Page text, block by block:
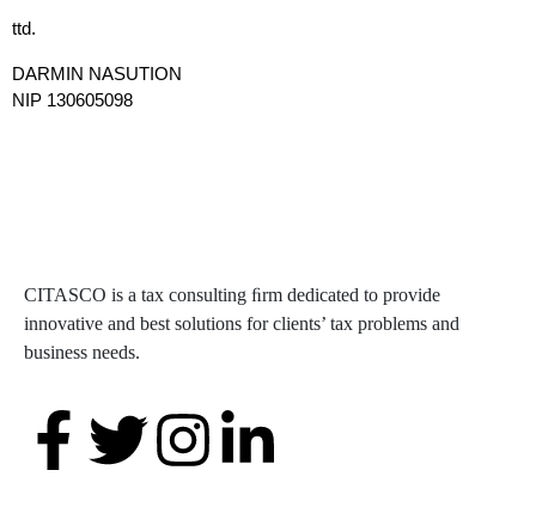
ttd.
DARMIN NASUTION
NIP 130605098
CITASCO is a tax consulting ﬁrm dedicated to provide
innovative and best solutions for clients’ tax problems and
business needs.